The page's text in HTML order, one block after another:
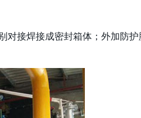
接焊接成密封箱体；外加防